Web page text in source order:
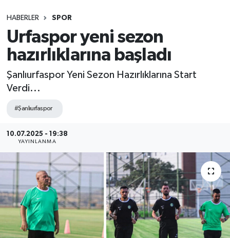
HABERLER SPOR
Urfaspor yeni sezon
hazırlıklarına başladı
Şanlıurfaspor Yeni Sezon Hazırlıklarına Start
Verdi...
#Şanlıurfaspor
10.07.2025 - 19:38
YAYINLANMA
Gündem
Kültür
Magazin
Tüm Manşetler
Son Dakika Haberleri
Haber Arşivi